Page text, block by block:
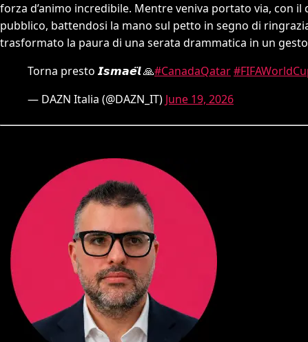
forza d’animo incredibile. Mentre veniva portato via, con
pubblico, battendosi la mano sul petto in segno di
trasformato la paura di una serata drammatica in un
Torna presto 𝙄𝙨𝙢𝙖𝙚̈𝙡 🙏#CanadaQatar
— DAZN Italia (@DAZN_IT) June 19, 2026